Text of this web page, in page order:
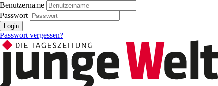
Benutzername
Passwort
Login
Passwort vergessen?